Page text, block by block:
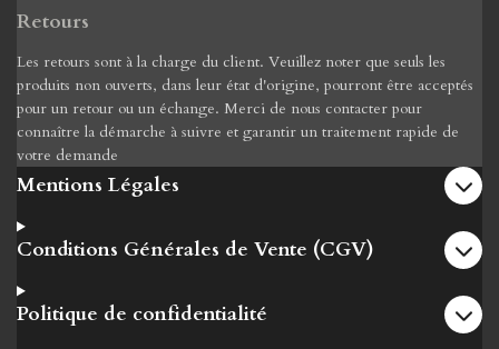
Retours
Les retours sont à la charge du client. Veuillez noter que seuls les
produits non ouverts, dans leur état d'origine, pourront être acceptés
pour un retour ou un échange. Merci de nous contacter pour
connaître la démarche à suivre et garantir un traitement rapide de
votre demande
Mentions Légales
Conditions Générales de Vente (CGV)
Politique de confidentialité